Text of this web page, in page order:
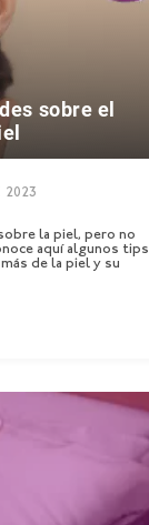
sobre el
2023
la piel, pero no
aquí algunos tips
de la piel y su